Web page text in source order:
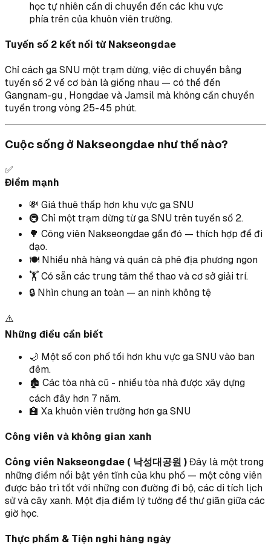
học tự nhiên cần di chuyển đến các khu vực
phía trên của khuôn viên trường.
Tuyến số 2 kết nối từ Nakseongdae
Chỉ cách ga SNU một trạm dừng, việc di chuyển bằng
tuyến số 2 về cơ bản là giống nhau — có thể đến
Gangnam-gu , Hongdae và Jamsil mà không cần chuyển
tuyến trong vòng 25-45 phút.
Cuộc sống ở Nakseongdae như thế nào?
✅
Điểm mạnh
💸 Giá thuê thấp hơn khu vực ga SNU
🚇 Chỉ một trạm dừng từ ga SNU trên tuyến số 2.
🌳 Công viên Nakseongdae gần đó — thích hợp để đi
dạo.
🍽️ Nhiều nhà hàng và quán cà phê địa phương ngon
🏋️ Có sẵn các trung tâm thể thao và cơ sở giải trí.
🔒 Nhìn chung an toàn — an ninh không tệ
⚠️
Những điều cần biết
🌙 Một số con phố tối hơn khu vực ga SNU vào ban
đêm.
🏚️ Các tòa nhà cũ - nhiều tòa nhà được xây dựng
cách đây hơn 7 năm.
🏫 Xa khuôn viên trường hơn ga SNU
Công viên và không gian xanh
Công viên Nakseongdae ( 낙성대공원 )Đây là một trong
những điểm nổi bật yên tĩnh của khu phố — một công viên
được bảo trì tốt với những con đường đi bộ, các di tích lịch
sử và cây xanh. Một địa điểm lý tưởng để thư giãn giữa các
giờ học.
Thực phẩm & Tiện nghi hàng ngày